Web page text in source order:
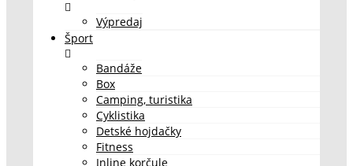
Výpredaj
Šport
Bandáže
Box
Camping, turistika
Cyklistika
Detské hojdačky
Fitness
Inline korčule